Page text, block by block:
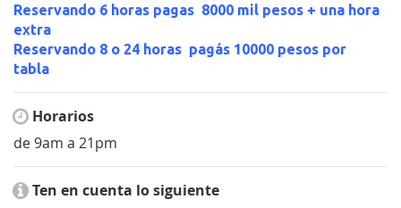
Reservando 6 horas pagas 8000 mil pesos + una hora
extra
Reservando 8 o 24 horas pagás 10000 pesos por
tabla
Horarios
de 9am a 21pm
Ten en cuenta lo siguiente